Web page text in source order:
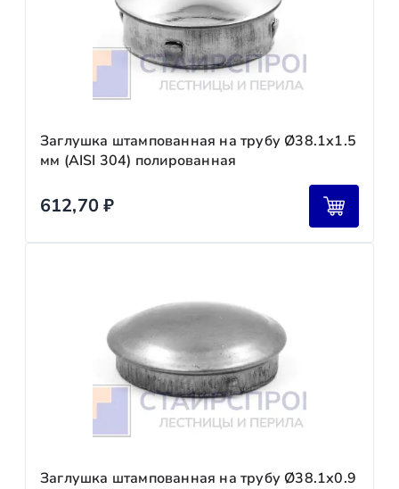
Заглушка штампованная на трубу Ø38.1х1.5
мм (AISI 304) полированная
612,70₽
Заглушка штампованная на трубу Ø38.1х0.9